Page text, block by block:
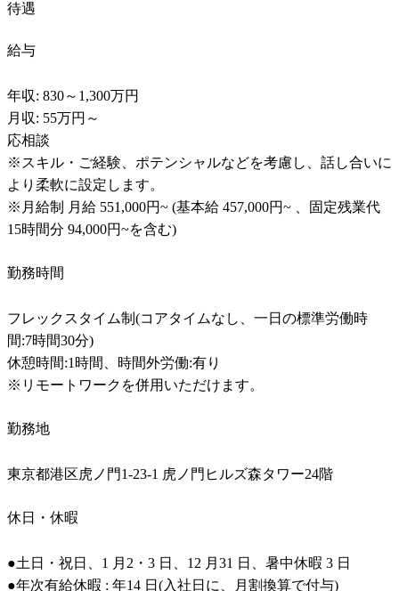
待遇
給与
年収: 830～1,300万円
月収: 55万円～
応相談
※スキル・ご経験、ポテンシャルなどを考慮し、話し合いに
より柔軟に設定します。
※月給制 月給 551,000円~ (基本給 457,000円~ 、固定残業代
15時間分 94,000円~を含む)
勤務時間
フレックスタイム制(コアタイムなし、一日の標準労働時
間:7時間30分)
休憩時間:1時間、時間外労働:有り
※リモートワークを併用いただけます。
勤務地
東京都港区虎ノ門1-23-1 虎ノ門ヒルズ森タワー24階
休日・休暇
●土日・祝日、1 月2・3 日、12 月31 日、暑中休暇 3 日
●年次有給休暇 : 年14 日(入社日に、月割換算で付与)